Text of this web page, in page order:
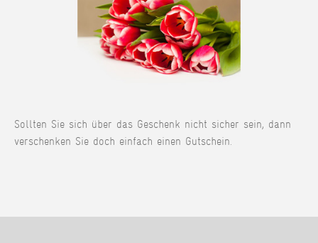
Sollten Sie sich über das Geschenk nicht sicher sein, dann
verschenken Sie doch einfach einen Gutschein.